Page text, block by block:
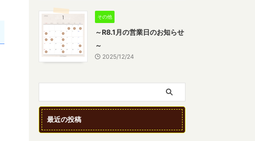
その他
～R8.1月の営業日のお知らせ
～
2025/12/24
最近の投稿